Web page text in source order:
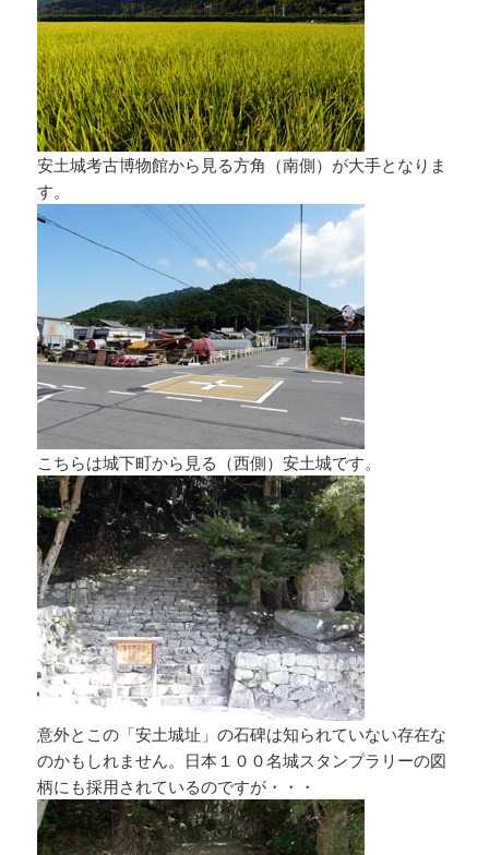
安土城考古博物館から見る方角（南側）が大手となりま
す。
こちらは城下町から見る（西側）安土城です。
意外とこの「安土城址」の石碑は知られていない存在な
のかもしれません。日本１００名城スタンプラリーの図
柄にも採用されているのですが・・・